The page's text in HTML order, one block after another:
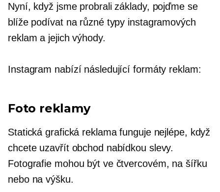
Nyní, když jsme probrali základy, pojďme se
blíže podívat na různé typy instagramových
reklam a jejich výhody.
Instagram nabízí následující formáty reklam:
Foto reklamy
Statická grafická reklama funguje nejlépe, když
chcete uzavřít obchod nabídkou slevy.
Fotografie mohou být ve čtvercovém, na šířku
nebo na výšku.